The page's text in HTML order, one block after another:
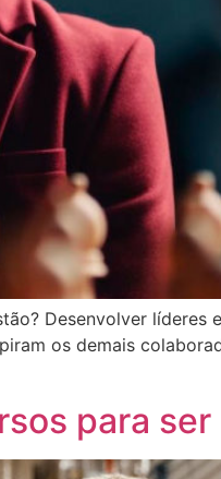
Desenvolver líderes
os demais
para